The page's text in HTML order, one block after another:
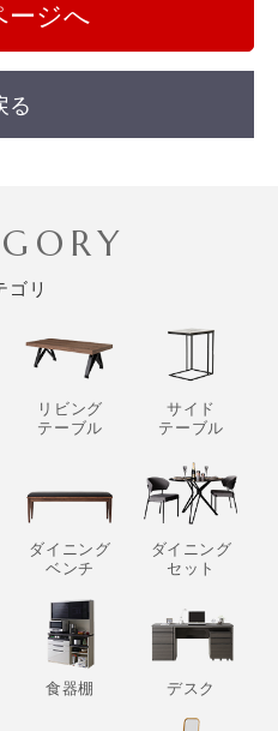
ージへ
る
ゴリ
リビング
テーブル
サイド
テーブル
ダイニング
ベンチ
ダイニング
セット
食器棚 デスク